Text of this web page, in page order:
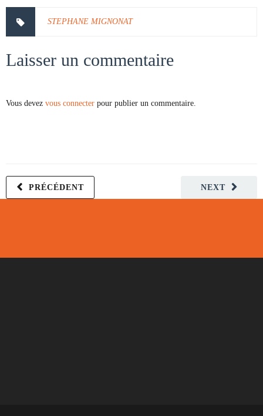
STEPHANE MIGNONAT
Laisser un commentaire
Vous devez vous connecter pour publier un commentaire.
NEXT
PRÉCÉDENT